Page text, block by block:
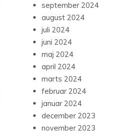
september 2024
august 2024
juli 2024
juni 2024
maj 2024
april 2024
marts 2024
februar 2024
januar 2024
december 2023
november 2023